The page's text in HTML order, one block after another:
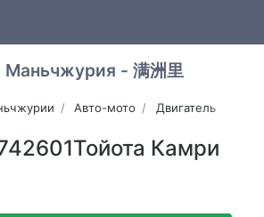
Маньчжурия - 满洲里
Авто-мото Двигатель
Камри